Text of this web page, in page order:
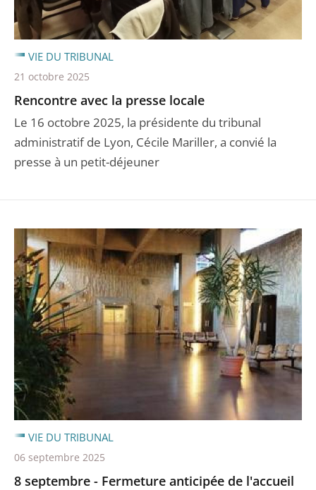
Rencontre avec la presse locale
Le 16 octobre 2025, la présidente du tribunal
administratif de Lyon, Cécile Mariller, a convié la
presse à un petit-déjeuner
VIE DU TRIBUNAL
21 octobre 2025
8 septembre - Fermeture anticipée de l'accueil
VIE DU TRIBUNAL
06 septembre 2025